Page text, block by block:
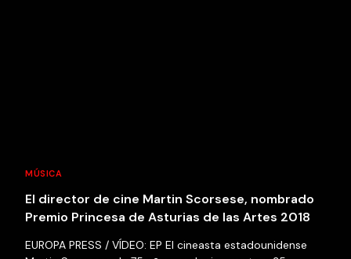
MÚSICA
El director de cine Martin Scorsese, nombrado
Premio Princesa de Asturias de las Artes 2018
EUROPA PRESS / VÍDEO: EP El cineasta estadounidense